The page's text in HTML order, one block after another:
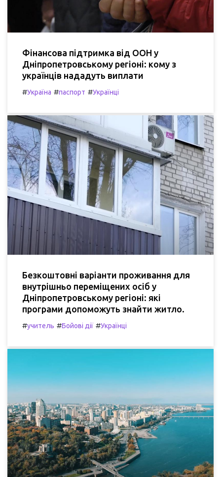
Фінансова підтримка від ООН у
Дніпропетровському регіоні: кому з
українців нададуть виплати
#Україна #паспорт #Українці
Безкоштовні варіанти проживання для
внутрішньо переміщених осіб у
Дніпропетровському регіоні: які
програми допоможуть знайти житло.
#учитель #Бойові дії #Українці